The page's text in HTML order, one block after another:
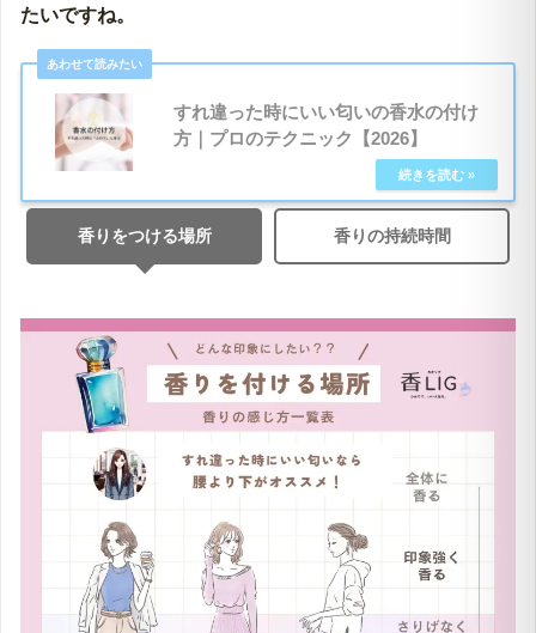
たいですね。
すれ違った時にいい匂いの香水の付け
方｜プロのテクニック【2026】
香りをつける場所 香りの持続時間